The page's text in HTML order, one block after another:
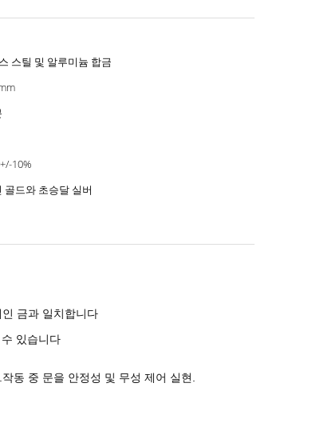
스틸 및 알루미늄 합금
10%
골드와 초승달 실버
금과 일치합니다
있습니다
동 중 문을 안정성 및 무성 제어 실현.